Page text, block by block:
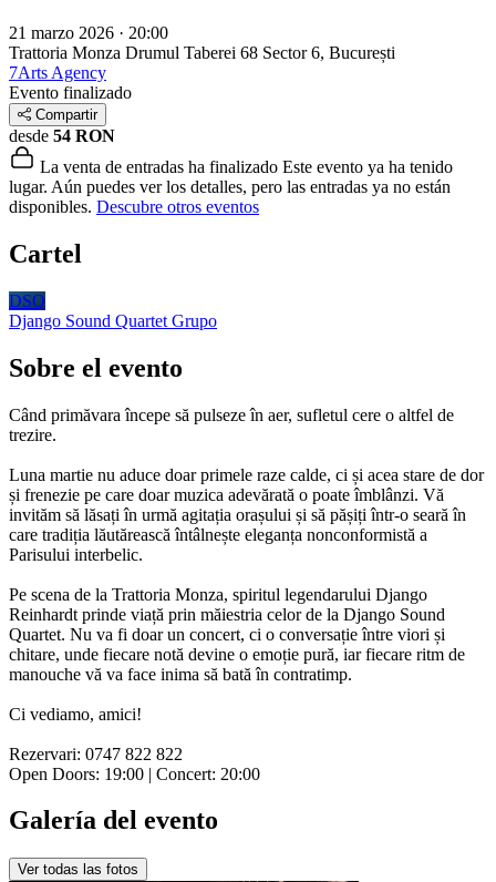
21 marzo 2026 · 20:00
Trattoria Monza Drumul Taberei 68 Sector 6, București
7Arts Agency
Evento finalizado
Compartir
desde 54 RON
La venta de entradas ha finalizado Este evento ya ha tenido
lugar. Aún puedes ver los detalles, pero las entradas ya no están
disponibles. Descubre otros eventos
Cartel
DSQ
Django Sound Quartet Grupo
Sobre el evento
Când primăvara începe să pulseze în aer, sufletul cere o altfel de
trezire.
Luna martie nu aduce doar primele raze calde, ci și acea stare de dor
și frenezie pe care doar muzica adevărată o poate îmblânzi. Vă
invităm să lăsați în urmă agitația orașului și să pășiți într-o seară în
care tradiția lăutărească întâlnește eleganța nonconformistă a
Parisului interbelic.
Pe scena de la Trattoria Monza, spiritul legendarului Django
Reinhardt prinde viață prin măiestria celor de la Django Sound
Quartet. Nu va fi doar un concert, ci o conversație între viori și
chitare, unde fiecare notă devine o emoție pură, iar fiecare ritm de
manouche vă va face inima să bată în contratimp.
Ci vediamo, amici!
Rezervari: 0747 822 822
Open Doors: 19:00 | Concert: 20:00
Galería del evento
Ver todas las fotos